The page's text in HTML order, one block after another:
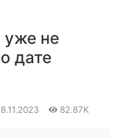
уже не
дате
82.87K